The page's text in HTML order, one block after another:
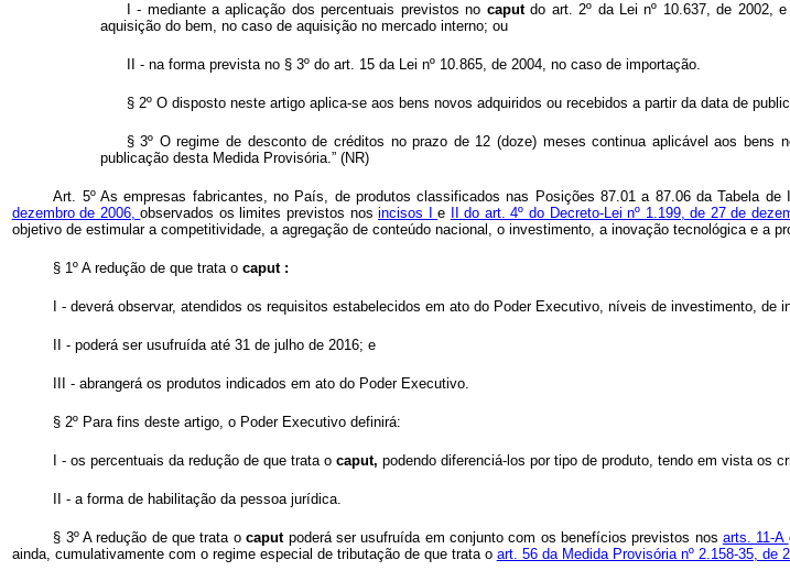
I - mediante a aplicação dos percentuais previstos no caputdo art. 2º da Lei nº 10.637, de 2002,
aquisição do bem, no caso de aquisição no mercado interno; ou
II - na forma prevista no § 3º do art. 15 da Lei nº 10.865, de 2004, no caso de importação.
§ 2º O disposto neste artigo aplica-se aos bens novos adquiridos ou recebidos a partir da data de
§ 3º O regime de desconto de créditos no prazo de 12 (doze) meses continua aplicável aos
publicação desta Medida Provisória.” (NR)
Art. 5º As empresas fabricantes, no País, de produtos classificados nas Posições 87.01 a 87.06 da Tabela
dezembro de 2006,observados os limites previstos nosincisos Ie II do art. 4º do Decreto-Lei nº 1.199, de 27 de
objetivo de estimular a competitividade, a agregação de conteúdo nacional, o investimento, a inovação tecnológica e a
§ 1º A redução de que trata ocaput :
I - deverá observar, atendidos os requisitos estabelecidos em ato do Poder Executivo, níveis de investimento, de
II - poderá ser usufruída até 31 de julho de 2016; e
III - abrangerá os produtos indicados em ato do Poder Executivo.
§ 2º Para fins deste artigo, o Poder Executivo definirá:
I - os percentuais da redução de que trata ocaput,podendo diferenciá-los por tipo de produto, tendo em vista os
II - a forma de habilitação da pessoa jurídica.
§ 3º A redução de que trata ocaput poderá ser usufruída em conjunto com os benefícios previstos nos arts. 11-A
ainda, cumulativamente com o regime especial de tributação de que trata o art. 56 da Medida Provisória nº 2.158-35, de